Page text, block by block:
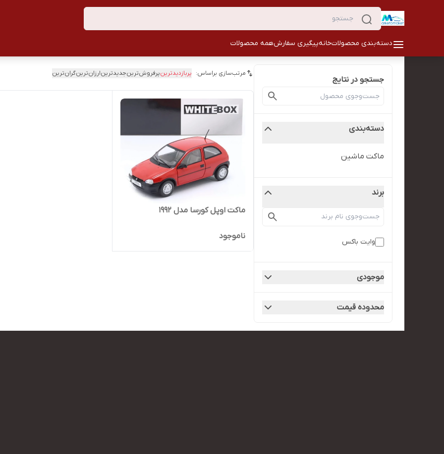
دسته‌بندی محصولاتخانهپیگیری سفارشهمه محصولات
جستجو در نتایج
دسته‌بندی
ماکت ماشین
برند
وایت باکس
موجودی
محدوده قیمت
مرتب‌سازی براساس: پربازدیدترینپرفروش‌ترینجدیدترینارزان‌ترینگران‌ترین
ماکت اوپل کورسا مدل ۱۹۹۲
ناموجود